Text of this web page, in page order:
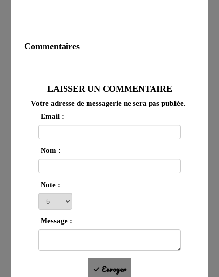
Commentaires
LAISSER UN COMMENTAIRE
Votre adresse de messagerie ne sera pas publiée.
Email :
Nom :
Note :
Message :
Envoyer